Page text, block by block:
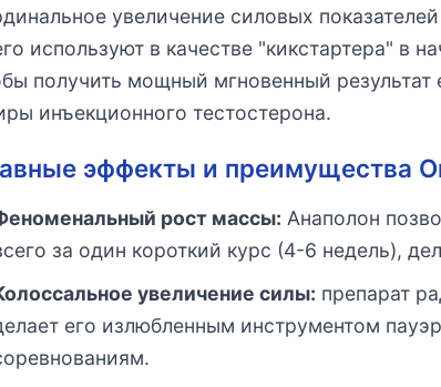
увеличение силовых
используют в качестве "кикстартера" в
получить мощный мгновенный
инъекционного тестостерона.
эффекты и преимущества
рост массы: Анаполон
за один короткий курс (4-6 недель),
увеличение силы: препарат
его излюбленным инструментом